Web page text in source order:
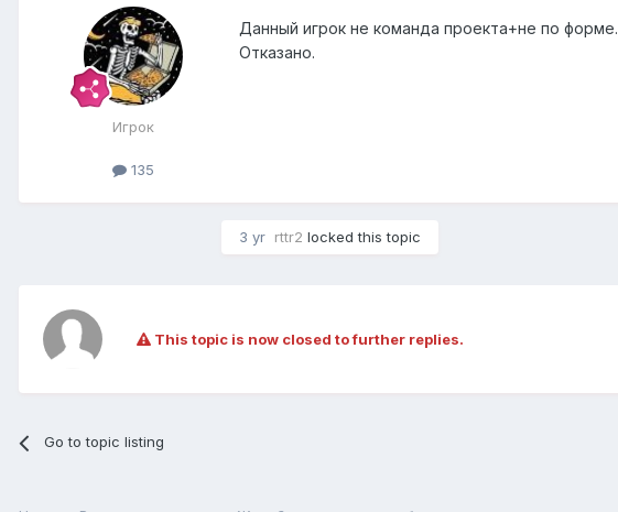
Игрок
135
Данный игрок не команда проекта+не по форме.
Отказано.
3 yr rttr2 locked this topic
This topic is now closed to further replies.
Go to topic listing